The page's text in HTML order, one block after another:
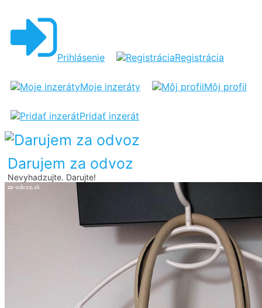
Prihlásenie Registrácia
Moje inzeráty Môj profil
Pridať inzerát
Darujem za odvoz
Nevyhadzujte. Darujte!